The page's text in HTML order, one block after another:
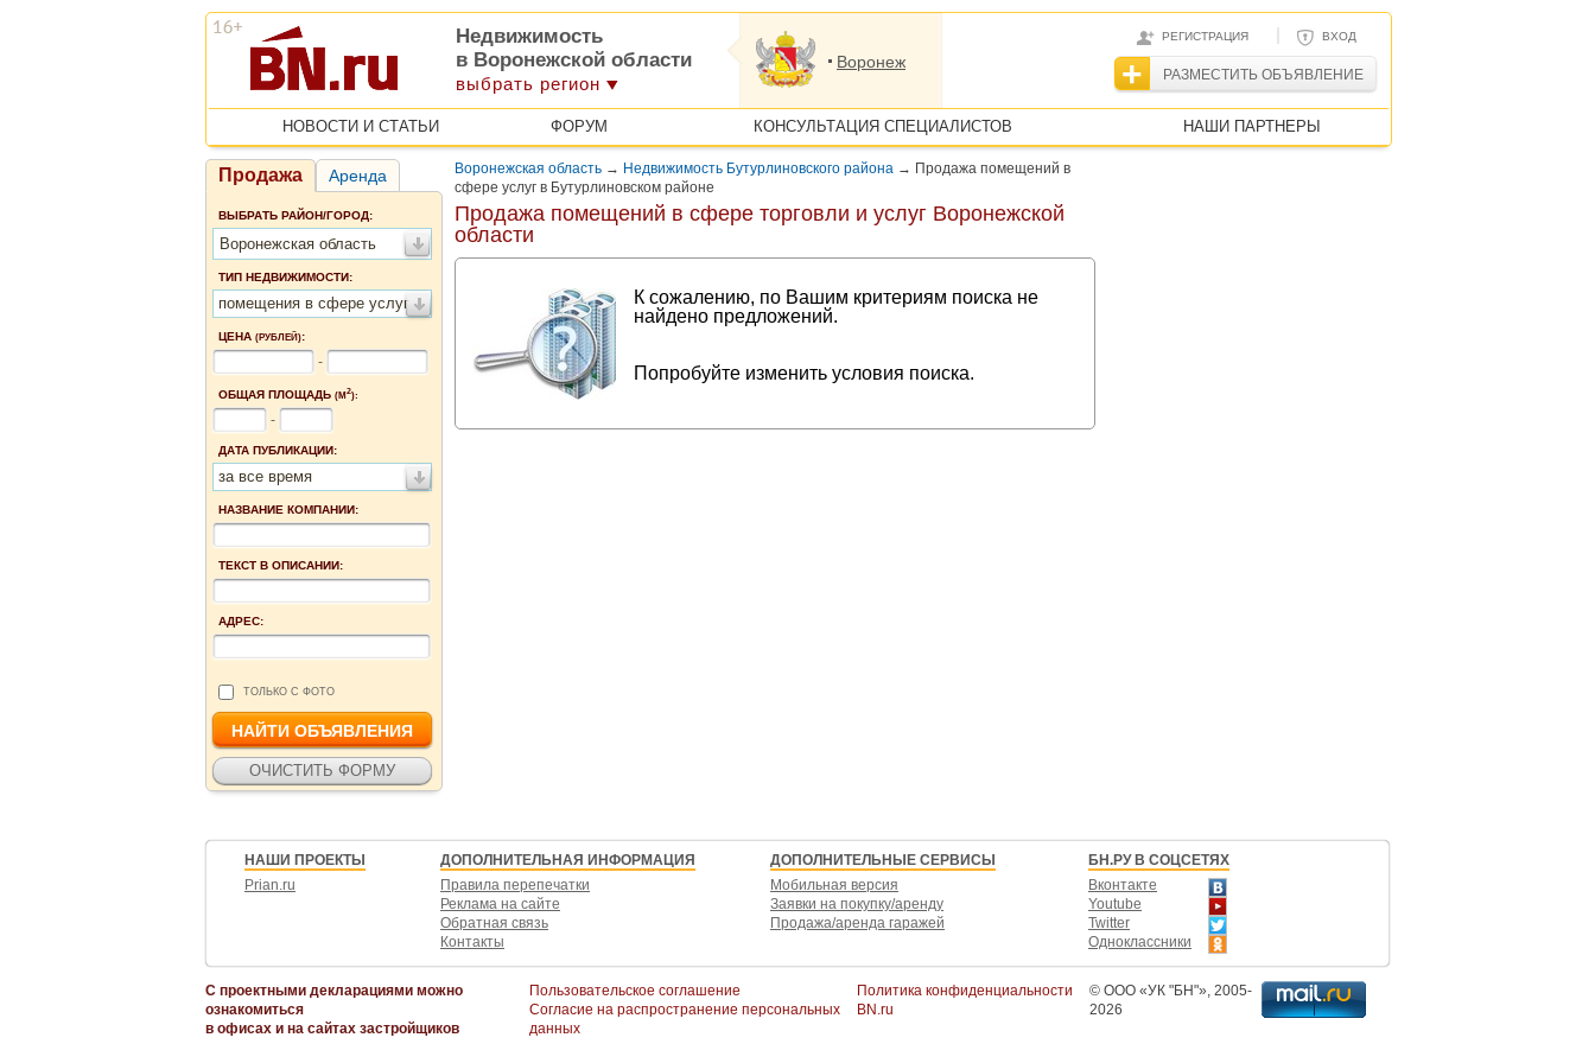
РЕГИСТРАЦИЯ | ВХОД
РАЗМЕСТИТЬ ОБЪЯВЛЕНИЕ
Недвижимость
в Воронежской области
выбрать регион
Воронеж
НОВОСТИ И СТАТЬИ ФОРУМ КОНСУЛЬТАЦИЯ СПЕЦИАЛИСТОВ НАШИ ПАРТНЕРЫ
Продажа Аренда
ВЫБРАТЬ РАЙОН/ГОРОД:
Воронежская область
ТИП НЕДВИЖИМОСТИ:
помещения в сфере услуг
ЦЕНА (РУБЛЕЙ):
-
ОБЩАЯ ПЛОЩАДЬ (М2):
-
ДАТА ПУБЛИКАЦИИ:
за все время
НАЗВАНИЕ КОМПАНИИ:
ТЕКСТ В ОПИСАНИИ:
АДРЕС:
ТОЛЬКО С ФОТО
Воронежская область → Недвижимость Бутурлиновского района → Продажа помещений в
сфере услуг в Бутурлиновском районе
Продажа помещений в сфере торговли и услуг Воронежской
области
К сожалению, по Вашим критериям поиска не
найдено предложений.
Попробуйте изменить условия поиска.
НАШИ ПРОЕКТЫ
Prian.ru
ДОПОЛНИТЕЛЬНАЯ ИНФОРМАЦИЯ
Правила перепечатки
Реклама на сайте
Обратная связь
Контакты
ДОПОЛНИТЕЛЬНЫЕ СЕРВИСЫ
Мобильная версия
Заявки на покупку/аренду
Продажа/аренда гаражей
БН.РУ В СОЦСЕТЯХ
Вконтакте
Youtube
Twitter
Одноклассники
С проектными декларациями можно
ознакомиться
в офисах и на сайтах застройщиков
Пользовательское соглашение
Согласие на распространение персональных
данных
Политика конфиденциальности
BN.ru
© ООО «УК "БН"» , 2005-
2026